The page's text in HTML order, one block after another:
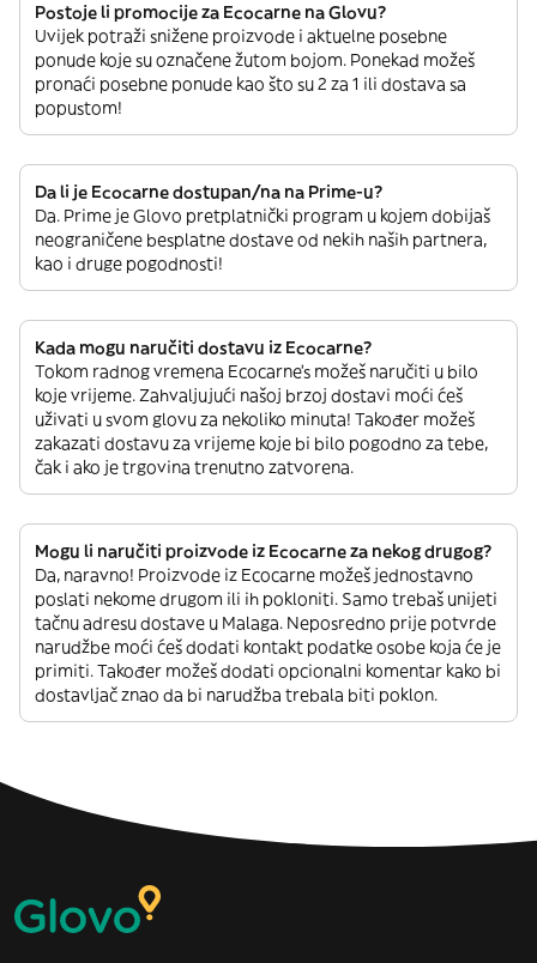
Postoje li promocije za Ecocarne na Glovu?
Uvijek potraži snižene proizvode i aktuelne posebne
ponude koje su označene žutom bojom. Ponekad možeš
pronaći posebne ponude kao što su 2 za 1 ili dostava sa
popustom!
Da li je Ecocarne dostupan/na na Prime-u?
Da. Prime je Glovo pretplatnički program u kojem dobijaš
neograničene besplatne dostave od nekih naših partnera,
kao i druge pogodnosti!
Kada mogu naručiti dostavu iz Ecocarne?
Tokom radnog vremena Ecocarne’s možeš naručiti u bilo
koje vrijeme. Zahvaljujući našoj brzoj dostavi moći ćeš
uživati u svom glovu za nekoliko minuta! Također možeš
zakazati dostavu za vrijeme koje bi bilo pogodno za tebe,
čak i ako je trgovina trenutno zatvorena.
Mogu li naručiti proizvode iz Ecocarne za nekog drugog?
Da, naravno! Proizvode iz Ecocarne možeš jednostavno
poslati nekome drugom ili ih pokloniti. Samo trebaš unijeti
tačnu adresu dostave u Malaga. Neposredno prije potvrde
narudžbe moći ćeš dodati kontakt podatke osobe koja će je
primiti. Također možeš dodati opcionalni komentar kako bi
dostavljač znao da bi narudžba trebala biti poklon.